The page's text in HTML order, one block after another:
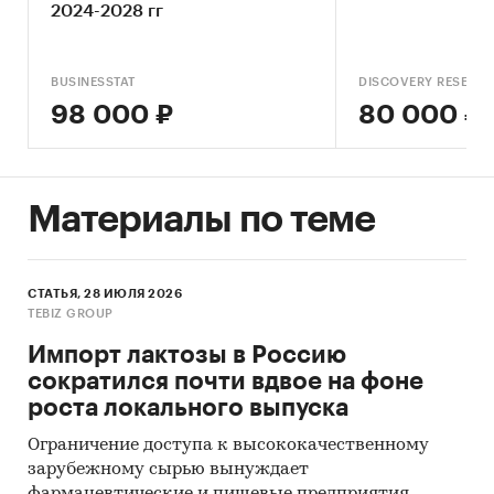
сахаридов
В отчете приведены данные по следующим
видам сахаридов:
Лактоза и сироп лактозы
Фруктоза и сироп фруктозы
Инвертный и прочий сахар и сахарный
сироп (включая мальтозу)
прогноз для 12 стран:
Азербайджан
Армения
Беларусь
2024-2028 гг
BUSINESSTAT
98 000 ₽
DISCOVERY
80 000 ₽
Материалы по теме
СТАТЬЯ, 28 ИЮЛЯ 2026
TEBIZ GROUP
Импорт лактозы в Россию
сократился почти вдвое на фоне
роста локального выпуска
Ограничение доступа к высококачественному
зарубежному сырью вынуждает